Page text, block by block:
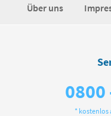
Über uns
0800
* kostenlos